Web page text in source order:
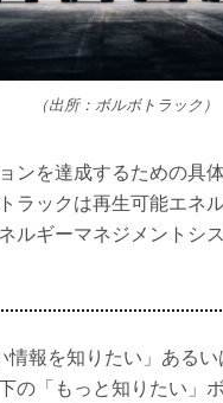
（出所：ボルボトラック）
ンを達成するための具
ラックは再生可能エネ
ルギーマネジメントシ
情報を知りたい」あるい
の「もっと知りたい」